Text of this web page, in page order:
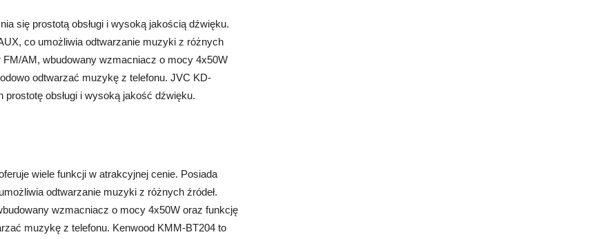
się prostotą obsługi i wysoką jakością dźwięku.
co umożliwia odtwarzanie muzyki z różnych
AM, wbudowany wzmacniacz o mocy 4x50W
odtwarzać muzykę z telefonu. JVC KD-
obsługi i wysoką jakość dźwięku.
wiele funkcji w atrakcyjnej cenie. Posiada
odtwarzanie muzyki z różnych źródeł.
wzmacniacz o mocy 4x50W oraz funkcję
muzykę z telefonu. Kenwood KMM-BT204 to